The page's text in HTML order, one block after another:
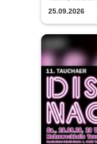
& Whisky
Rittergutschloss
25.09.2026